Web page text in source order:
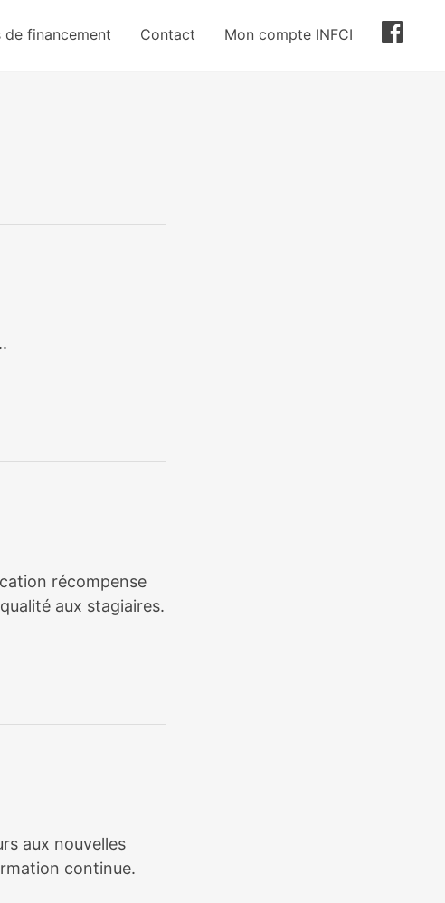
de financement Contact Mon compte INFCI
récompense
aux stagiaires.
aux nouvelles
continue.